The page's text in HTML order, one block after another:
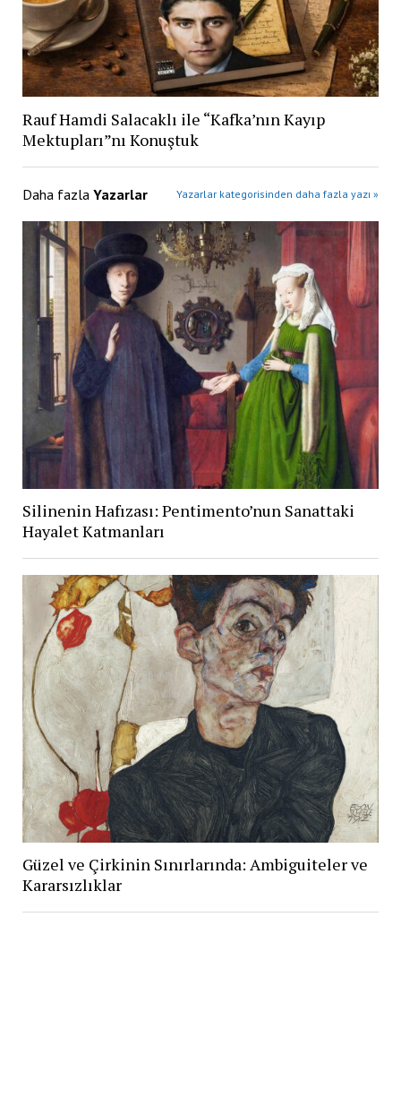
Rauf Hamdi Salacaklı ile “Kafka’nın Kayıp
Mektupları”nı Konuştuk
Daha fazla Yazarlar Yazarlar kategorisinden daha fazla yazı »
Silinenin Hafızası: Pentimento’nun Sanattaki
Hayalet Katmanları
Güzel ve Çirkinin Sınırlarında: Ambiguiteler ve
Kararsızlıklar